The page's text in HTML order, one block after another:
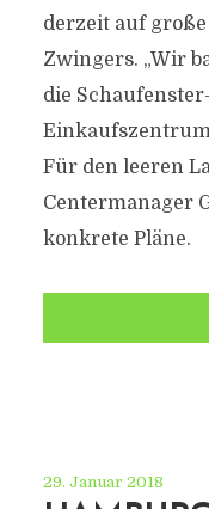
derzeit auf
Zwingers. „Wir
die
Für den leeren
Centermanager
konkrete Pläne.
29. Januar 2018